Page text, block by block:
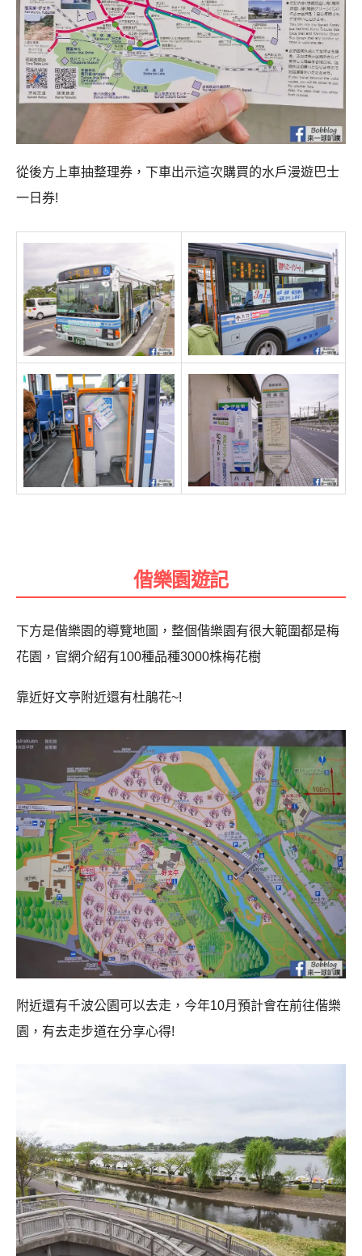
從後方上車抽整理券，下車出示這次購買的水戶漫遊巴士
一日券!
偕樂園遊記
下方是偕樂園的導覽地圖，整個偕樂園有很大範圍都是梅
花園，官網介紹有100種品種3000株梅花樹
靠近好文亭附近還有杜鵑花~!
附近還有千波公園可以去走，今年10月預計會在前往偕樂
園，有去走步道在分享心得!